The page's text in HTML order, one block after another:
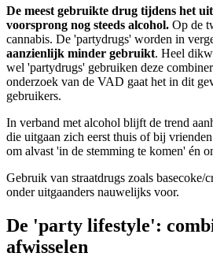
De meest gebruikte drug tijdens het
voorsprong nog steeds alcohol. Op de
cannabis. De 'partydrugs' worden in
aanzienlijk minder gebruikt. Heel
wel 'partydrugs' gebruiken deze
onderzoek van de VAD gaat het in dit
gebruikers.
In verband met alcohol blijft de trend
die uitgaan zich eerst thuis of bij
om alvast 'in de stemming te komen' én
Gebruik van straatdrugs zoals basecoke/
onder uitgaanders nauwelijks voor.
De 'party lifestyle':
afwisselen